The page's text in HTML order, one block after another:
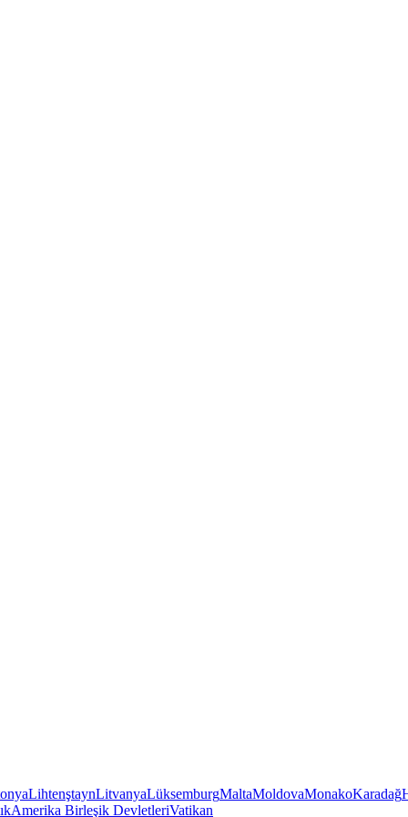
LihtenştaynLitvanyaLüksemburgMaltaMoldovaMonakoKaradağ
Amerika Birleşik DevletleriVatikan